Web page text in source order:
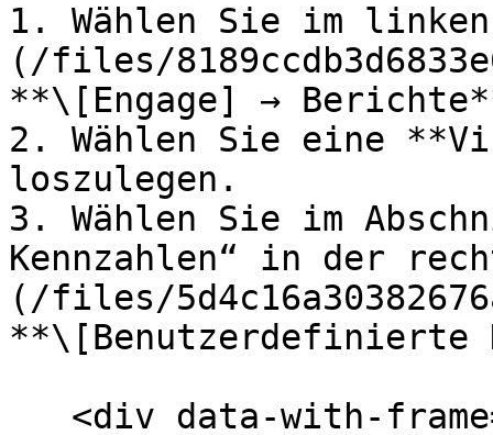
1. Wählen Sie im
(/files/
**\[Engage] →
2. Wählen Sie eine
loszulegen.
3. Wählen Sie im
Kennzahlen“ in der
(/files/
**\[Benutzerdefinierte